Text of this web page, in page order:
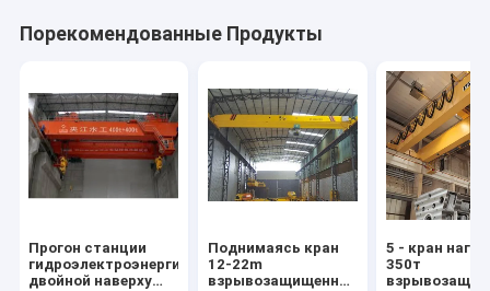
Порекомендованные Продукты
Прогон станции
гидроэлектроэнергии
двойной наверху
Поднимаясь кран
12-22m
взрывозащищенный
5 - кран
350т